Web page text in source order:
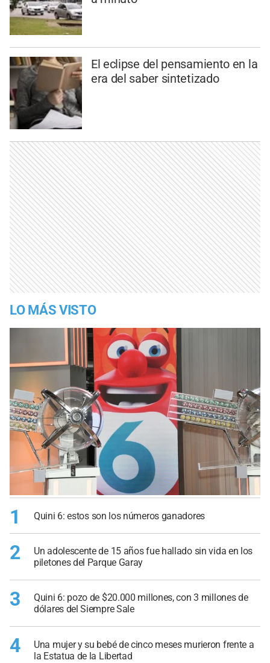
El eclipse del pensamiento en la
era del saber sintetizado
LO MÁS VISTO
1 Quini 6: estos son los números ganadores
2
Un adolescente de 15 años fue hallado sin vida en los
piletones del Parque Garay
3
Quini 6: pozo de $20.000 millones, con 3 millones de
dólares del Siempre Sale
4
Una mujer y su bebé de cinco meses murieron frente a
la Estatua de la Libertad